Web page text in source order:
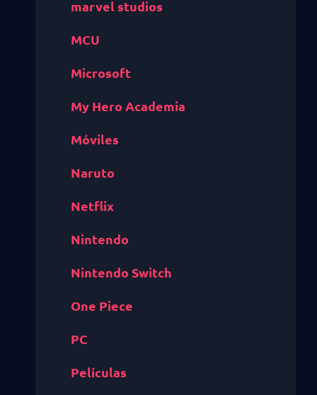
marvel studios
MCU
Microsoft
My Hero Academia
Móviles
Naruto
Netflix
Nintendo
Nintendo Switch
One Piece
PC
Películas